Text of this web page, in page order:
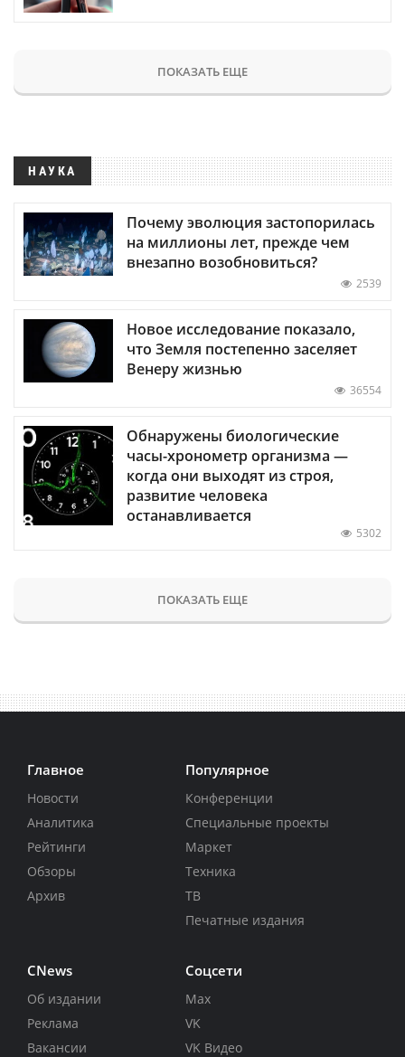
ПОКАЗАТЬ ЕЩЕ
НАУКА
Почему эволюция застопорилась
на миллионы лет, прежде чем
внезапно возобновиться?
2539
Новое исследование показало,
что Земля постепенно заселяет
Венеру жизнью
36554
Обнаружены биологические
часы-хронометр организма —
когда они выходят из строя,
развитие человека
останавливается
5302
ПОКАЗАТЬ ЕЩЕ
Главное
Новости
Аналитика
Рейтинги
Обзоры
Архив
Популярное
Конференции
Специальные проекты
Маркет
Техника
ТВ
Печатные издания
CNews
Об издании
Реклама
Вакансии
Соцсети
Max
VK
VK Видео